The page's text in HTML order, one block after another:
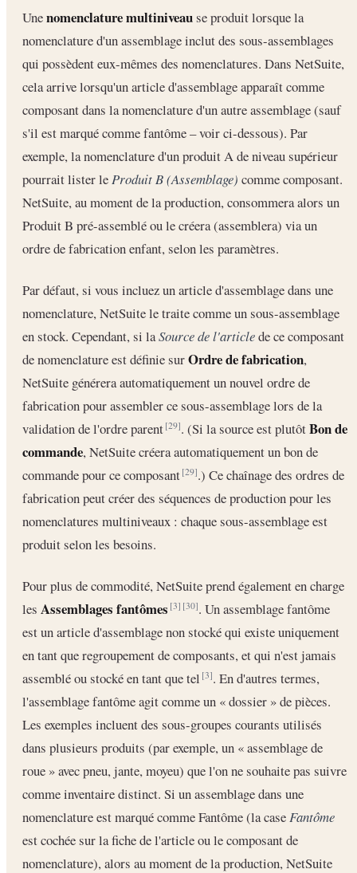
Unenomenclature multiniveause produit lorsque la
nomenclature d'un assemblage inclut des sous-assemblages
qui possèdent eux-mêmes des nomenclatures. Dans NetSuite,
cela arrive lorsqu'un article d'assemblage apparaît comme
composant dans la nomenclature d'un autre assemblage (sauf
s'il est marqué comme fantôme – voir ci-dessous). Par
exemple, la nomenclature d'un produit A de niveau supérieur
pourrait lister leProduit B (Assemblage) comme composant.
NetSuite, au moment de la production, consommera alors un
Produit B pré-assemblé ou le créera (assemblera) via un
ordre de fabrication enfant, selon les paramètres.
Par défaut, si vous incluez un article d'assemblage dans une
nomenclature, NetSuite le traite comme un sous-assemblage
en stock. Cependant, si laSource de l'articlede ce composant
de nomenclature est définie surOrdre de fabrication,
NetSuite générera automatiquement un nouvel ordre de
fabrication pour assembler ce sous-assemblage lors de la
validation de l'ordre parent[29]. (Si la source est plutôtBon de
commande, NetSuite créera automatiquement un bon de
commande pour ce composant[29].) Ce chaînage des ordres de
fabrication peut créer des séquences de production pour les
nomenclatures multiniveaux : chaque sous-assemblage est
produit selon les besoins.
Pour plus de commodité, NetSuite prend également en charge
les Assemblages fantômes [3] [30]. Un assemblage fantôme
est un article d'assemblage non stocké qui existe uniquement
en tant que regroupement de composants, et qui n'est jamais
assemblé ou stocké en tant que tel[3]. En d'autres termes,
l'assemblage fantôme agit comme un « dossier » de pièces.
Les exemples incluent des sous-groupes courants utilisés
dans plusieurs produits (par exemple, un « assemblage de
roue » avec pneu, jante, moyeu) que l'on ne souhaite pas suivre
comme inventaire distinct. Si un assemblage dans une
nomenclature est marqué comme Fantôme (la caseFantôme
est cochée sur la fiche de l'article ou le composant de
nomenclature), alors au moment de la production, NetSuite